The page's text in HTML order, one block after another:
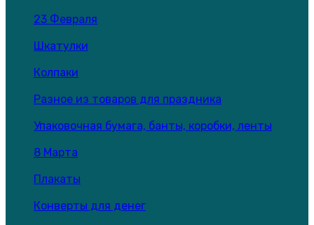
23 Февраля
Шкатулки
Колпаки
Разное из товаров для праздника
Упаковочная бумага, банты, коробки, ленты
8 Марта
Плакаты
Конверты для денег